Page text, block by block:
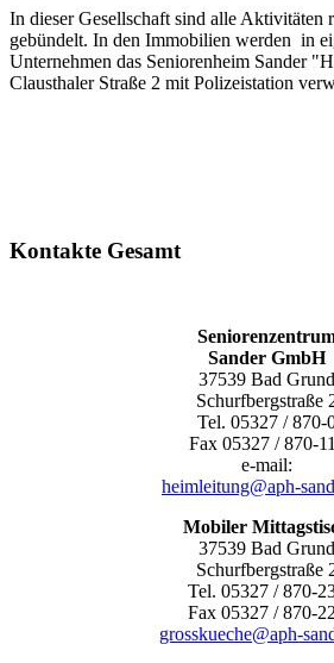
In dieser Gesellschaft sind alle Aktivitäten
gebündelt. In den Immobilien werden in
Unternehmen das Seniorenheim Sander
Clausthaler Straße 2 mit Polizeistation
Kontakte Gesamt
Sander GmbH
37539 Bad Grund
Schurfbergstraße
Tel. 05327 / 870-
Fax 05327 / 870-
e-mail:
heimleitung@aph-
Mobiler
37539 Bad Grund
Schurfbergstraße
Tel. 05327 / 870-
Fax 05327 / 870-
grosskueche@aph-